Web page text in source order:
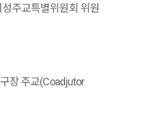
주교특별위원회 위원
장 주교(Coadjutor